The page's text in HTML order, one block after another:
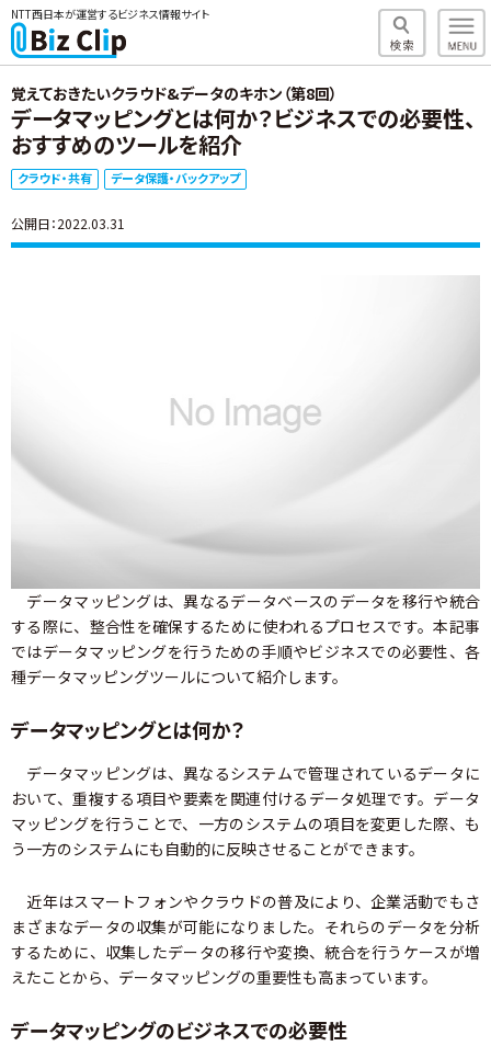
NTT西日本が運営するビジネス情報サイト
覚えておきたいクラウド&データのキホン（第8回）
データマッピングとは何か？ビジネスでの必要性、
おすすめのツールを紹介
クラウド・共有 データ保護・バックアップ
公開日：2022.03.31
データマッピングは、異なるデータベースのデータを移行や統合
する際に、整合性を確保するために使われるプロセスです。本記事
ではデータマッピングを行うための手順やビジネスでの必要性、各
種データマッピングツールについて紹介します。
データマッピングとは何か？
データマッピングは、異なるシステムで管理されているデータに
おいて、重複する項目や要素を関連付けるデータ処理です。データ
マッピングを行うことで、一方のシステムの項目を変更した際、も
う一方のシステムにも自動的に反映させることができます。
近年はスマートフォンやクラウドの普及により、企業活動でもさ
まざまなデータの収集が可能になりました。それらのデータを分析
するために、収集したデータの移行や変換、統合を行うケースが増
えたことから、データマッピングの重要性も高まっています。
データマッピングのビジネスでの必要性